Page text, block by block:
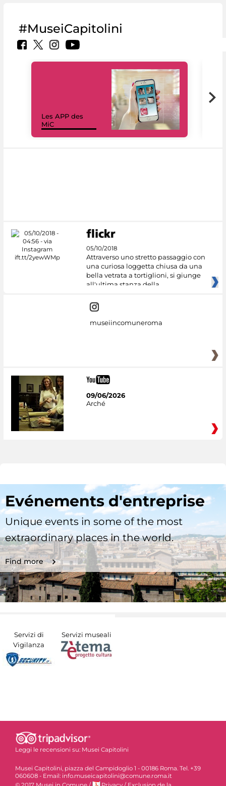
#MuseiCapitolini
Les APP des
MiC
05/10/2018
Attraverso uno stretto passaggio con
una curiosa loggetta chiusa da una
bella vetrata a tortiglioni, si giunge
all'ultima stanza della
museiincomuneroma
09/06/2026
Arché
Evénements d'entreprise
Unique events in some of the most
extraordinary places in the world.
Find more
Servizi di
Vigilanza
Servizi museali
Leggi le recensioni su: Musei Capitolini
Musei Capitolini, piazza del Campidoglio 1 - 00186 Roma. Tel. +39
060608 - Email: info.museicapitolini@comune.roma.it